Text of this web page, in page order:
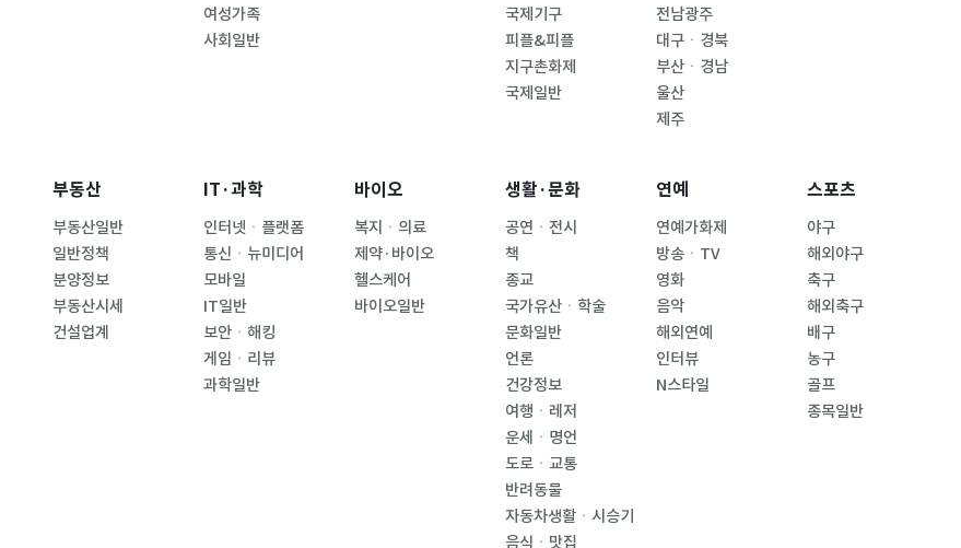
여성가족
사회일반
국제기구
피플&피플
지구촌화제
국제일반
전남광주
대구ㆍ경북
부산ㆍ경남
울산
제주
부동산
부동산일반
일반정책
분양정보
부동산시세
건설업계
IT·과학
인터넷ㆍ플랫폼
통신ㆍ뉴미디어
모바일
IT일반
보안ㆍ해킹
게임ㆍ리뷰
과학일반
바이오
복지ㆍ의료
제약·바이오
헬스케어
바이오일반
생활·문화
공연ㆍ전시
책
종교
국가유산ㆍ학술
문화일반
언론
건강정보
여행ㆍ레저
운세ㆍ명언
도로ㆍ교통
반려동물
자동차생활ㆍ시승기
음식ㆍ맛집
연예
연예가화제
방송ㆍTV
영화
음악
해외연예
인터뷰
N스타일
스포츠
야구
해외야구
축구
해외축구
배구
농구
골프
종목일반